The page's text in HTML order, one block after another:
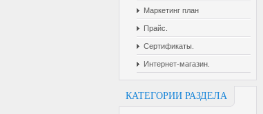
Маркетинг план
Прайс.
Сертификаты.
Интернет-магазин.
КАТЕГОРИИ РАЗДЕЛА